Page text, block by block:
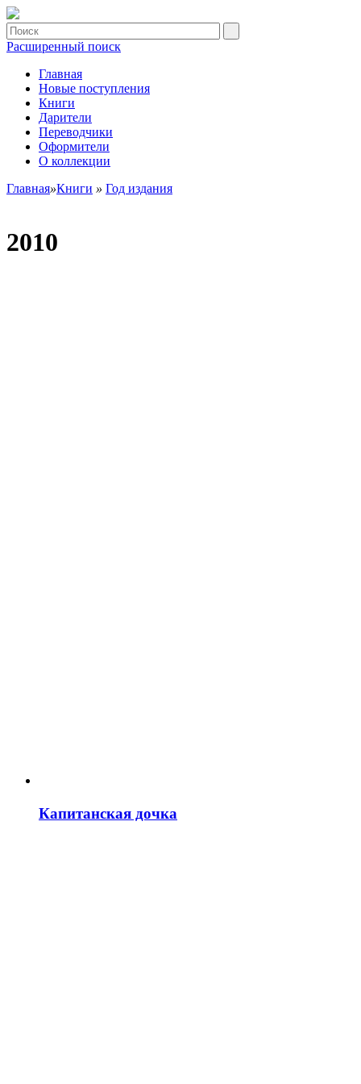
Расширенный поиск
Главная
Новые поступления
Книги
Дарители
Переводчики
Оформители
О коллекции
Главная»Книги » Год издания
2010
Капитанская дочка